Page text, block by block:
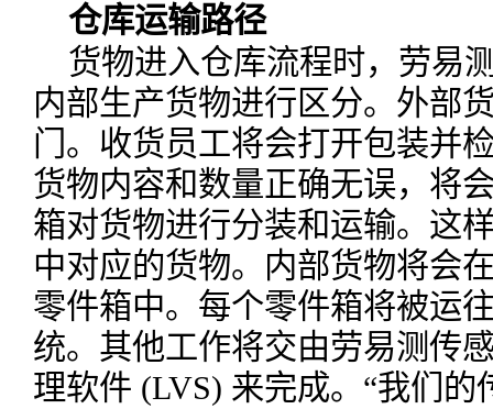
仓库运输路径
货物进入仓库流程时，劳易
内部生产货物进行区分。外部
门。收货员工将会打开包装并
货物内容和数量正确无误，将
箱对货物进行分装和运输。这
中对应的货物。内部货物将会
零件箱中。每个零件箱将被运
统。其他工作将交由劳易测传
理软件 (LVS) 来完成。“我们